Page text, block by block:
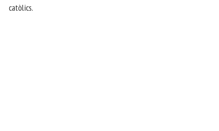
catòlics.